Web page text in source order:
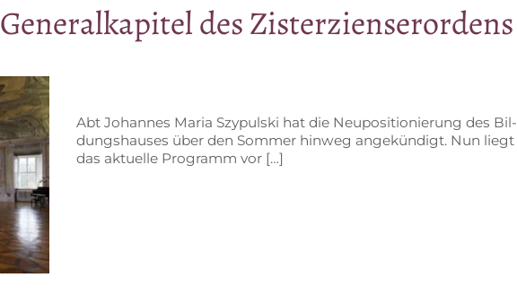
Ge­ne­ral­ka­pi­tel des Zisterzienserordens
Abt Jo­han­nes Ma­ria Szy­pul­ski hat die Neu­po­si­tio­nie­rung des Bil­
dungs­hau­ses über den Som­mer hin­weg an­ge­kün­digt. Nun liegt
das ak­tu­el­le Pro­gramm vor […]